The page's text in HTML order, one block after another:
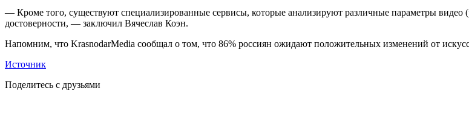
— Кроме того, существуют специализированные сервисы, которые анализируют различные параметры видео
достоверности, — заключил Вячеслав Коэн.
Напомним, что KrasnodarMedia сообщал о том, что 86% россиян ожидают положительных изменений от
Источник
Поделитесь с друзьями